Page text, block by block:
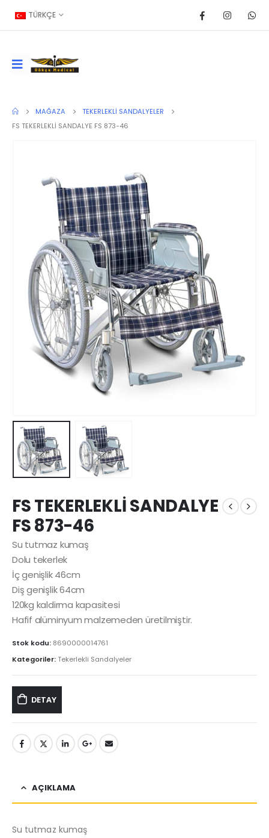
TÜRKÇE
MAĞAZA
TEKERLEKLI SANDALYELER
FS TEKERLEKLİ SANDALYE FS 873-46
FS TEKERLEKLİ SANDALYE
FS 873-46
Su tutmaz kumaş
Dolu tekerlek
İç genişlik 46cm
Diş genişlik 64cm
120kg kaldirma kapasitesi
Hafif alüminyum malzemeden üretilmiştir.
Stok kodu: 8690000014761
Kategoriler:Tekerlekli Sandalyeler
DETAY
AÇIKLAMA
Su tutmaz kumaş